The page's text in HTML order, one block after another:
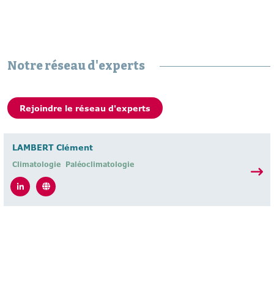
Notre réseau d'experts
Rejoindre le réseau d'experts
LAMBERT Clément
Climatologie Paléoclimatologie